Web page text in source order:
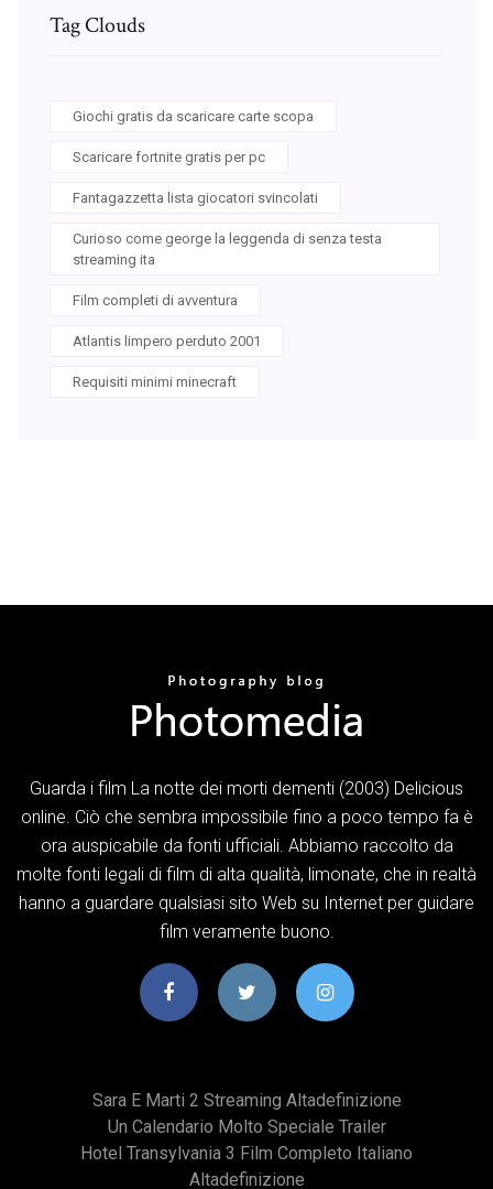
Tag Clouds
Giochi gratis da scaricare carte scopa
Scaricare fortnite gratis per pc
Fantagazzetta lista giocatori svincolati
Curioso come george la leggenda di senza testa
streaming ita
Film completi di avventura
Atlantis limpero perduto 2001
Requisiti minimi minecraft
Guarda i film La notte dei morti dementi (2003) Delicious
online. Ciò che sembra impossibile fino a poco tempo fa è
ora auspicabile da fonti ufficiali. Abbiamo raccolto da
molte fonti legali di film di alta qualità, limonate, che in realtà
hanno a guardare qualsiasi sito Web su Internet per guidare
film veramente buono.
Sara E Marti 2 Streaming Altadefinizione
Un Calendario Molto Speciale Trailer
Hotel Transylvania 3 Film Completo Italiano
Altadefinizione